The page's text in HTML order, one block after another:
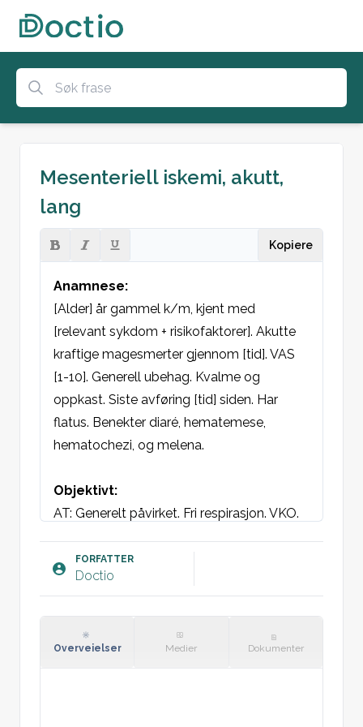
Mesenteriell iskemi, akutt,
lang
Kopiere
Anamnese:
[Alder] år gammel k/m, kjent med
[relevant sykdom + risikofaktorer]. Akutte
kraftige magesmerter gjennom [tid]. VAS
[1-10]. Generell ubehag. Kvalme og
oppkast. Siste avføring [tid] siden. Har
flatus. Benekter diaré, hematemese,
hematochezi, og melena.
Objektivt:
AT: Generelt påvirket. Fri respirasjon. VKO.
Øyne: Runde sidelike pupiller med naturlig
lysreaksjon. Normal H-konfigurasjon.
lesjoner, god tannstatus.
FORFATTER
Doctio
Overveielser Medier Dokumenter